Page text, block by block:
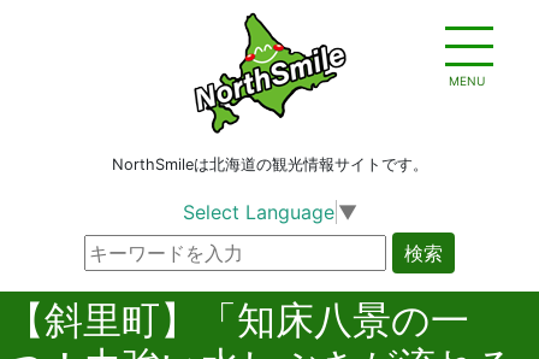
MENU
NorthSmileは北海道の観光情報サイトです。
Select Language ▼
検索
【斜里町】「知床八景の一